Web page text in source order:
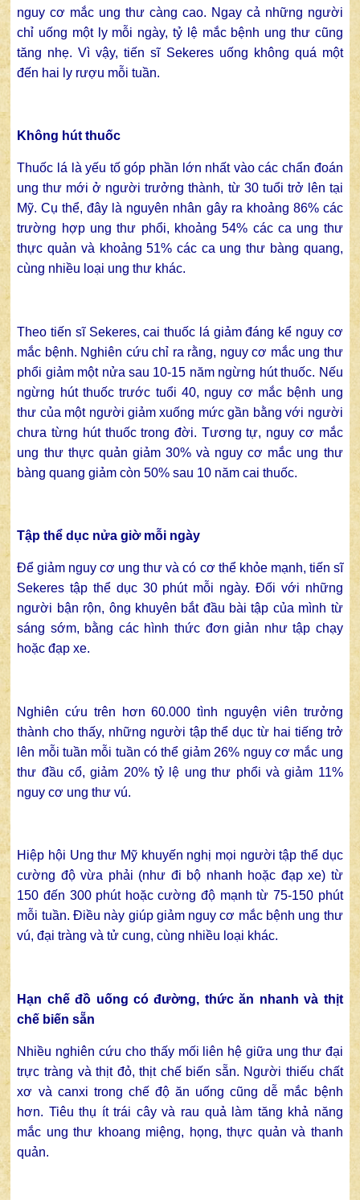
nguy cơ mắc ung thư càng cao. Ngay cả những người
chỉ uống một ly mỗi ngày, tỷ lệ mắc bệnh ung thưcũng
tăng nhẹ. Vì vậy, tiến sĩ Sekeres uống không quá một
đến hai ly rượu mỗi tuần.
Không hút thuốc
Thuốc lá là yếu tố góp phần lớn nhất vào các chẩn đoán
ung thư mới ở người trưởng thành, từ 30 tuổi trở lên tại
Mỹ. Cụ thể, đây là nguyên nhân gây ra khoảng 86% các
trường hợp ung thư phổi, khoảng 54% các ca ung thư
thực quản và khoảng 51% các ca ung thư bàng quang,
cùng nhiều loại ung thư khác.
Theo tiến sĩ Sekeres, cai thuốc lá giảm đáng kể nguy cơ
mắc bệnh. Nghiên cứu chỉ ra rằng, nguy cơ mắc ung thư
phổi giảm một nửa sau 10-15 năm ngừng hút thuốc. Nếu
ngừng hút thuốc trước tuổi 40, nguy cơ mắc bệnh ung
thư của một người giảm xuống mức gần bằng với người
chưa từng hút thuốc trong đời. Tương tự, nguy cơ mắc
ung thư thực quản giảm 30% và nguy cơ mắc ung thư
bàng quang giảm còn 50% sau 10 năm cai thuốc.
Tập thể dục nửa giờ mỗi ngày
Để giảm nguy cơ ung thư và có cơ thể khỏe mạnh, tiến sĩ
Sekeres tập thể dục 30 phút mỗi ngày. Đối với những
người bận rộn, ông khuyên bắt đầu bài tập của mình từ
sáng sớm, bằng các hình thức đơn giản như tập chạy
hoặc đạp xe.
Nghiên cứu trên hơn 60.000 tình nguyện viên trưởng
thành cho thấy, những người tập thể dục từ hai tiếng trở
lên mỗi tuần mỗi tuần có thể giảm 26% nguy cơ mắc ung
thư đầu cổ, giảm 20% tỷ lệ ung thư phổi và giảm 11%
nguy cơ ung thư vú.
Hiệp hội Ung thư Mỹ khuyến nghị mọi người tập thể dục
cường độ vừa phải (như đi bộ nhanh hoặc đạp xe) từ
150 đến 300 phút hoặc cường độ mạnh từ 75-150 phút
mỗi tuần. Điều này giúp giảm nguy cơ mắc bệnh ung thư
vú, đại tràng và tử cung, cùng nhiều loại khác.
Hạn chế đồ uống có đường, thức ăn nhanh và thịt
chế biến sẵn
Nhiều nghiên cứu cho thấy mối liên hệ giữa ung thư đại
trực tràng và thịt đỏ, thịt chế biến sẵn. Người thiếu chất
xơ và canxi trong chế độ ăn uống cũng dễ mắc bệnh
hơn. Tiêu thụ ít trái cây và rau quả làm tăng khả năng
mắc ung thư khoang miệng, họng, thực quản và thanh
quản.